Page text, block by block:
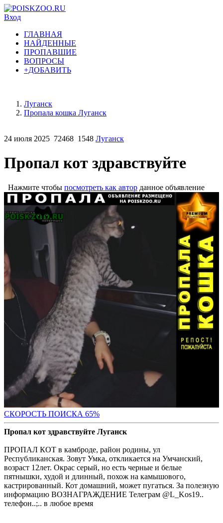
Вход
ГЛАВНАЯ
НАЙДЕННЫЕ
ПРОПАВШИЕ
ВОПРОСЫ
+ДОБАВИТЬ
Луганск
Пропала кошка Луганск
24 июля 2025 72468 1548 Луганск
Пропал кот здравствуйте
Нажмите чтобы посмотреть как автор данное объявление
СКОРОСТЬ ПОИСКА 65%
Пропал кот здравствуйте Луганск
ПРОПАЛ КОТ в камброде, район родины, ул
Республиканская. Зовут Умка, откликается на Умчанский,
возраст 12лет. Окрас серый, но есть черные и белые
пятнышки, худой и длинный, похож на камышового,
кастрированный. Кот домашний, может пугаться. За полезную
информацию ВОЗНАГРАЖДЕНИЕ Телеграм @L_Kos19..
телефон..;.. в любое время